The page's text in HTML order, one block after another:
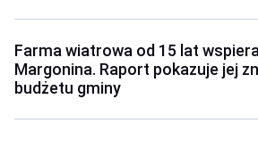
Farma wiatrowa od 15 lat
Margonina. Raport pokazuje jej
budżetu gminy